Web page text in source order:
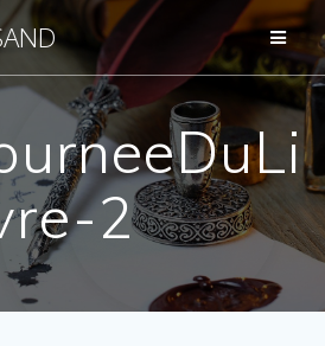
Passer
contenu
2